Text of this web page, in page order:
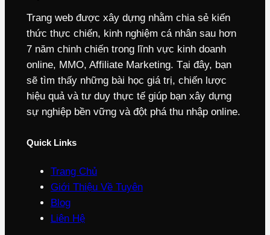
Trang web được xây dựng nhằm chia sẻ kiến
thức thực chiến, kinh nghiệm cá nhân sau hơn
7 năm chinh chiến trong lĩnh vực kinh doanh
online, MMO, Affiliate Marketing. Tại đây, bạn
sẽ tìm thấy những bài học giá trị, chiến lược
hiệu quả và tư duy thực tế giúp bạn xây dựng
sự nghiệp bền vững và đột phá thu nhập online.
Quick Links
Trang Chủ
Giới Thiệu Về Tuyên
Blog
Liên Hệ